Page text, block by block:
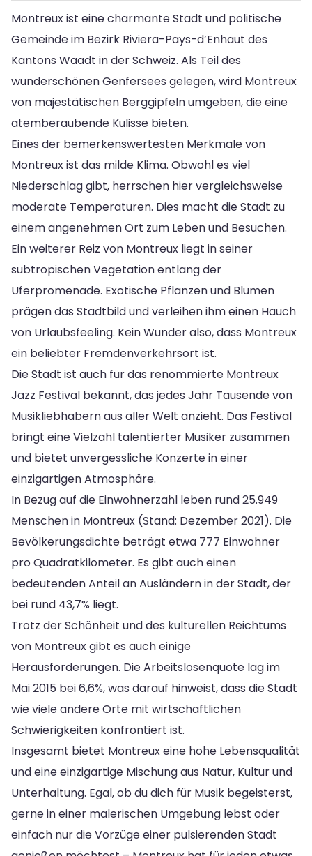
Montreux ist eine charmante Stadt und politische
Gemeinde im Bezirk Riviera-Pays-d’Enhaut des
Kantons Waadt in der Schweiz. Als Teil des
wunderschönen Genfersees gelegen, wird Montreux
von majestätischen Berggipfeln umgeben, die eine
atemberaubende Kulisse bieten.
Eines der bemerkenswertesten Merkmale von
Montreux ist das milde Klima. Obwohl es viel
Niederschlag gibt, herrschen hier vergleichsweise
moderate Temperaturen. Dies macht die Stadt zu
einem angenehmen Ort zum Leben und Besuchen.
Ein weiterer Reiz von Montreux liegt in seiner
subtropischen Vegetation entlang der
Uferpromenade. Exotische Pflanzen und Blumen
prägen das Stadtbild und verleihen ihm einen Hauch
von Urlaubsfeeling. Kein Wunder also, dass Montreux
ein beliebter Fremdenverkehrsort ist.
Die Stadt ist auch für das renommierte Montreux
Jazz Festival bekannt, das jedes Jahr Tausende von
Musikliebhabern aus aller Welt anzieht. Das Festival
bringt eine Vielzahl talentierter Musiker zusammen
und bietet unvergessliche Konzerte in einer
einzigartigen Atmosphäre.
In Bezug auf die Einwohnerzahl leben rund 25.949
Menschen in Montreux (Stand: Dezember 2021). Die
Bevölkerungsdichte beträgt etwa 777 Einwohner
pro Quadratkilometer. Es gibt auch einen
bedeutenden Anteil an Ausländern in der Stadt, der
bei rund 43,7% liegt.
Trotz der Schönheit und des kulturellen Reichtums
von Montreux gibt es auch einige
Herausforderungen. Die Arbeitslosenquote lag im
Mai 2015 bei 6,6%, was darauf hinweist, dass die Stadt
wie viele andere Orte mit wirtschaftlichen
Schwierigkeiten konfrontiert ist.
Insgesamt bietet Montreux eine hohe Lebensqualität
und eine einzigartige Mischung aus Natur, Kultur und
Unterhaltung. Egal, ob du dich für Musik begeisterst,
gerne in einer malerischen Umgebung lebst oder
einfach nur die Vorzüge einer pulsierenden Stadt